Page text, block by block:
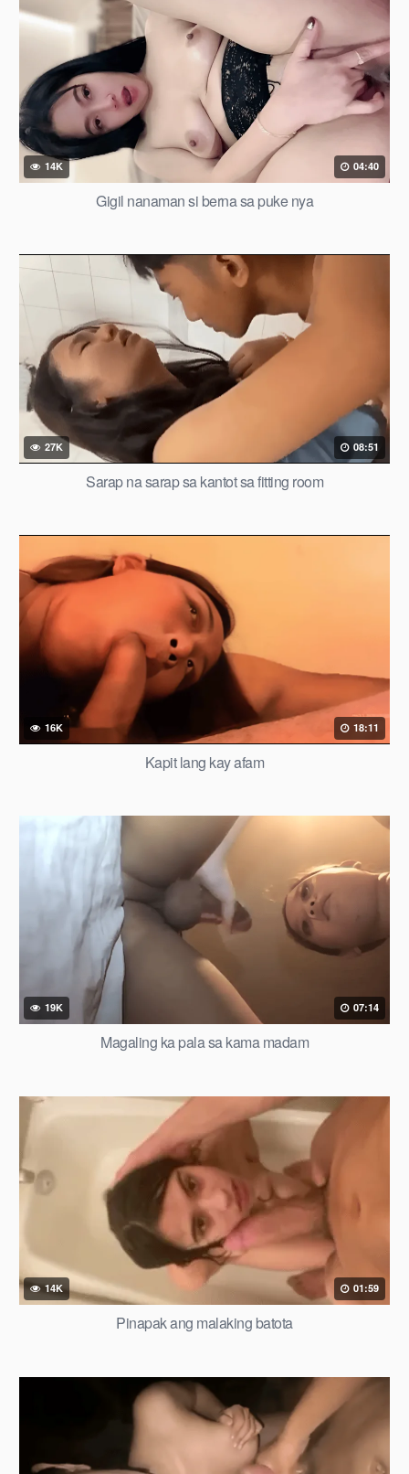
14K 04:40
Gigil nanaman si berna sa puke nya
27K 08:51
Sarap na sarap sa kantot sa fitting room
16K 18:11
Kapit lang kay afam
19K 07:14
Magaling ka pala sa kama madam
14K 01:59
Pinapak ang malaking batota